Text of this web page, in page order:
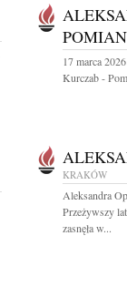
17 marca
Kurczab -
KRAKÓW
Aleksandra
Przeżywszy
zasnęła w...